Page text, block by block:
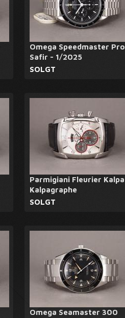
Omega Speedmaster Pro
Safir - 1/2025
SOLGT
Parmigiani Fleurier Kalpa
Kalpagraphe
SOLGT
Omega Seamaster 300